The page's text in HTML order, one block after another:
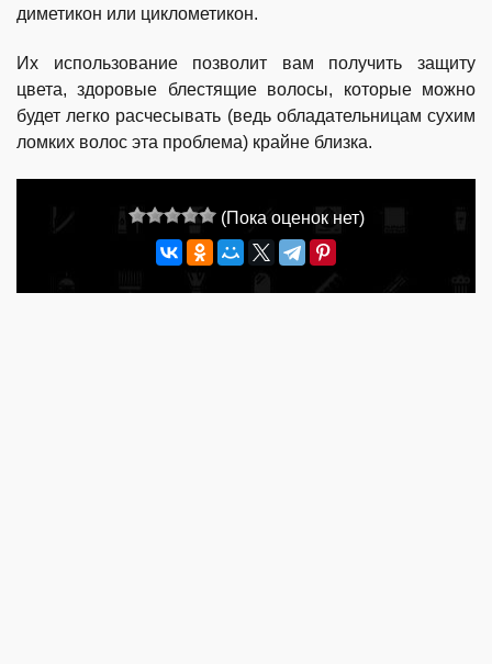
диметикон или циклометикон.
Их использование позволит вам получить защиту
цвета, здоровые блестящие волосы, которые можно
будет легко расчесывать (ведь обладательницам сухим
ломких волос эта проблема) крайне близка.
(Пока оценок нет)